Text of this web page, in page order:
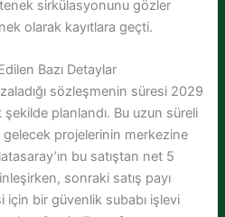
sirkülasyonunu gözler
olarak kayıtlara geçti.
Bazı Detaylar
sözleşmenin süresi 2029
şekilde planlandı. Bu uzun süreli
gelecek projelerinin merkezine
bu satıştan net 5
sonraki satış payı
için bir güvenlik subabı işlevi